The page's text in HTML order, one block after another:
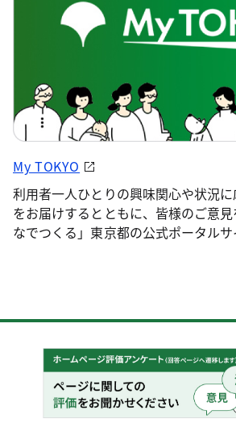
My TOKYO
利用者一人ひとりの興味関心や状況
をお届けするとともに、皆様のご意
なでつくる」東京都の公式ポータルサ